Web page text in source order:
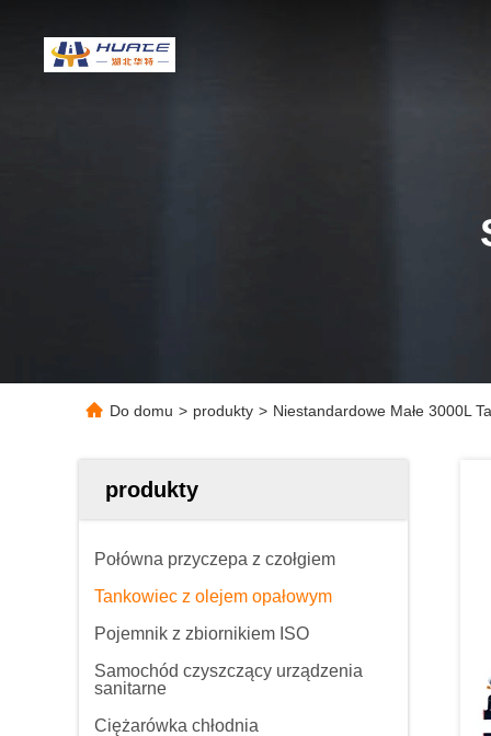
Do domu > produkty > Niestandardowe Małe 3000L
produkty
Połówna przyczepa z czołgiem
Tankowiec z olejem opałowym
Pojemnik z zbiornikiem ISO
Samochód czyszczący urządzenia
sanitarne
Ciężarówka chłodnia